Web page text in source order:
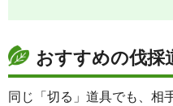
おすすめの伐採
同じ「切る」道具でも、相